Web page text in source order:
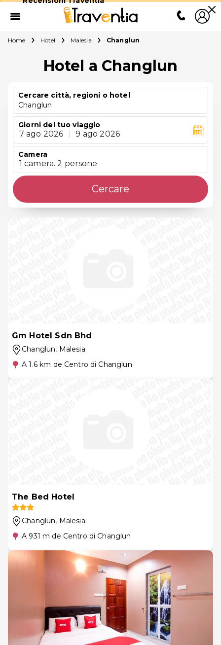
Home Hotel Malesia Changlun
Hotel a Changlun
Cercare città, regioni o hotel
Changlun
Giorni del tuo viaggio
7 ago 2026 9 ago 2026
Camera
1 camera. 2 persone
Cercare
Gm Hotel Sdn Bhd
Changlun, Malesia
A 1.6 km de Centro di Changlun
The Bed Hotel
Changlun, Malesia
A 931 m de Centro di Changlun